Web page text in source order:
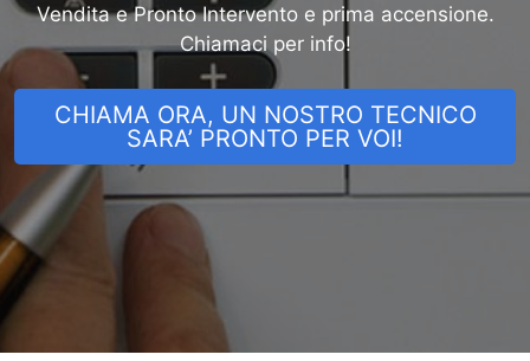
Vendita e Pronto Intervento e prima accensione.
Chiamaci per info!
CHIAMA ORA, UN NOSTRO TECNICO
SARA’ PRONTO PER VOI!